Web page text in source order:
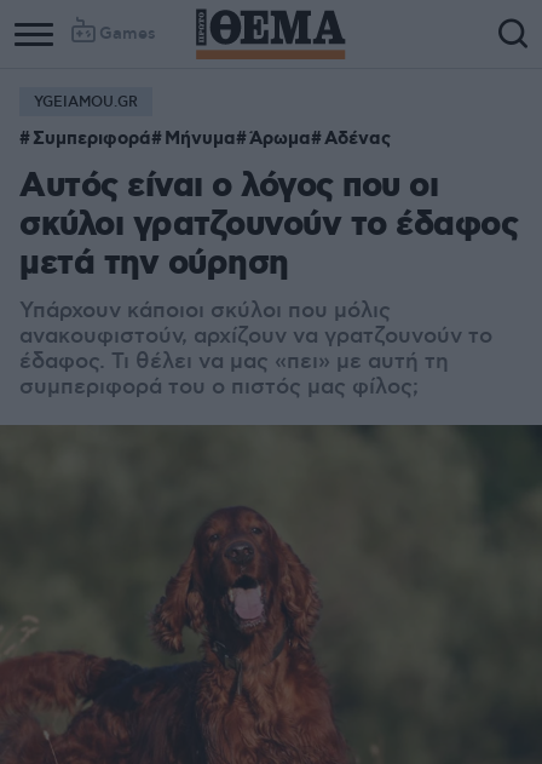
Games
YGEIAMOU.GR
Συμπεριφορά Μήνυμα Άρωμα Αδένας
Αυτός είναι ο λόγος που οι
σκύλοι γρατζουνούν το έδαφος
μετά την ούρηση
Υπάρχουν κάποιοι σκύλοι που μόλις
ανακουφιστούν, αρχίζουν να γρατζουνούν το
έδαφος. Τι θέλει να μας «πει» με αυτή τη
συμπεριφορά του ο πιστός μας φίλος;